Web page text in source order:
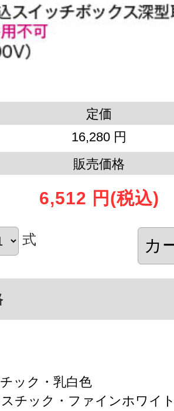
定価
16,280 円
販売価格
6,512 円 (税込)
式
ック・乳白色
チック・ファインホワイ